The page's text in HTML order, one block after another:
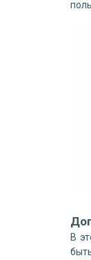
В